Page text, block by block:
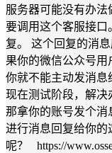
服务器可能没有办法
要调用这个客服接口
复。 这个回复的消
果你的微信公众号用
你就不能主动发消息
现在测试阶段，解决
那拿你的账号发个消
进行消息回复给你的
呢？ https://